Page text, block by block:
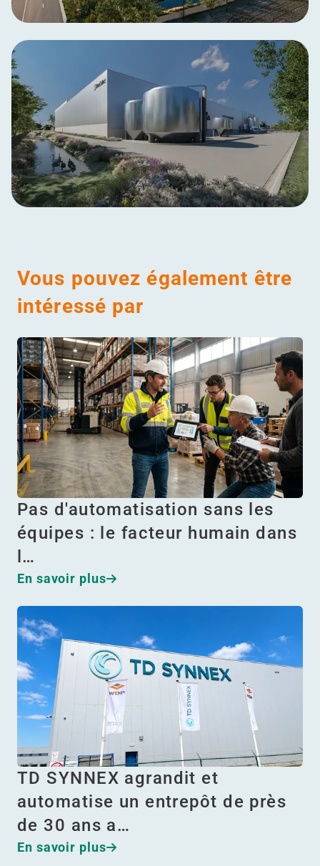
Vous pouvez également être
intéressé par
Pas d'automatisation sans les
équipes : le facteur humain dans
l…
En savoir plus
TD SYNNEX agrandit et
automatise un entrepôt de près
de 30 ans a…
En savoir plus